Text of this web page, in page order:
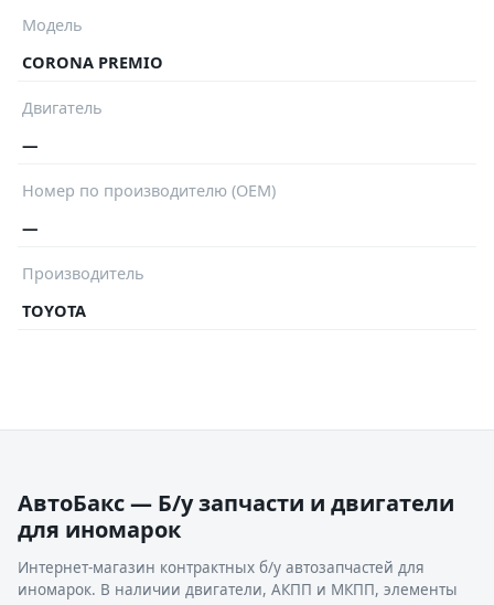
Модель
CORONA PREMIO
Двигатель
—
Номер по производителю (OEM)
—
Производитель
TOYOTA
АвтоБакс — Б/у запчасти и двигатели
для иномарок
Интернет-магазин контрактных б/у автозапчастей для
иномарок. В наличии двигатели, АКПП и МКПП, элементы